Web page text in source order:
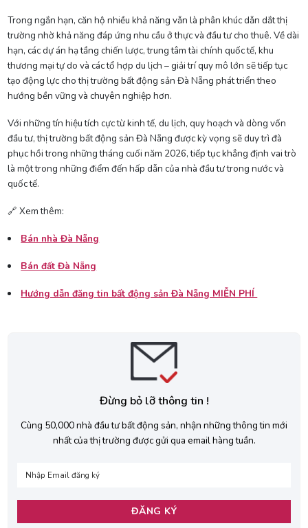
Trong ngắn hạn, căn hộ nhiều khả năng vẫn là phân khúc dẫn dắt thị
trường nhờ khả năng đáp ứng nhu cầu ở thực và đầu tư cho thuê. Về dài
hạn, các dự án hạ tầng chiến lược, trung tâm tài chính quốc tế, khu
thương mại tự do và các tổ hợp du lịch – giải trí quy mô lớn sẽ tiếp tục
tạo động lực cho thị trường bất động sản Đà Nẵng phát triển theo
hướng bền vững và chuyên nghiệp hơn.
Với những tín hiệu tích cực từ kinh tế, du lịch, quy hoạch và dòng vốn
đầu tư, thị trường bất động sản Đà Nẵng được kỳ vọng sẽ duy trì đà
phục hồi trong những tháng cuối năm 2026, tiếp tục khẳng định vai trò
là một trong những điểm đến hấp dẫn của nhà đầu tư trong nước và
quốc tế.
🔗 Xem thêm:
Bán nhà Đà Nẵng
Bán đất Đà Nẵng
Hướng dẫn đăng tin bất động sản Đà Nẵng MIỄN PHÍ
Đừng bỏ lỡ thông tin !
Cùng 50,000 nhà đầu tư bất động sản, nhận những thông tin mới
nhất của thị trường được gửi qua email hàng tuần.